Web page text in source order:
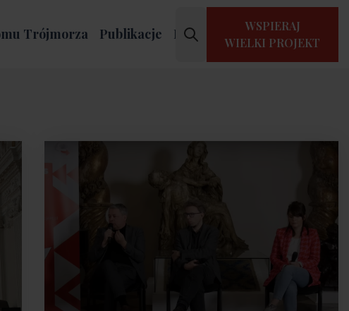
Trójmorza Publikacje Kontakt
WSPIERAJ
WIELKI PROJEKT